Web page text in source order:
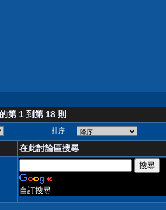
第 1 到第 18 則
排序:
在此討論區搜尋
自訂搜尋